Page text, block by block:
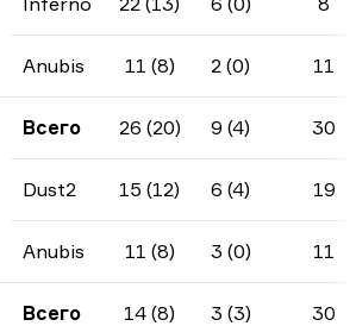
Anubis 11 (8) 2 (0) 11
Всего 26 (20) 9 (4) 30
Dust2 15 (12) 6 (4) 19
Anubis 11 (8) 3 (0) 11
Всего 14 (8) 3 (3) 30